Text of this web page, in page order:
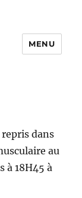
MENU
dans
au
à 18H45 à